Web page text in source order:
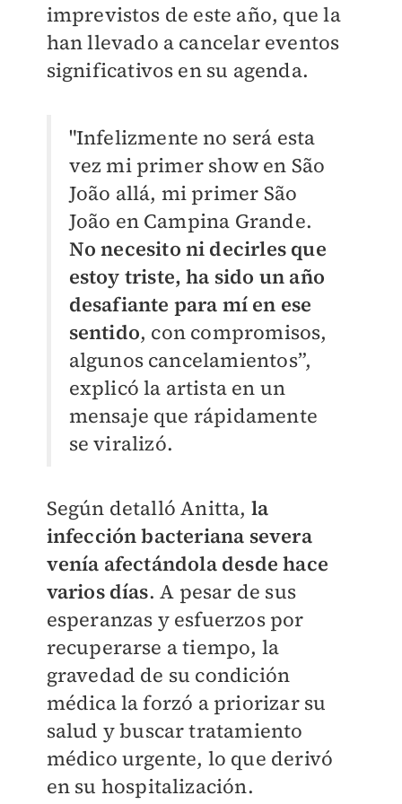
imprevistos de este año, que la
han llevado a cancelar eventos
significativos en su agenda.
"Infelizmente no será esta
vez mi primer show en São
João allá, mi primer São
João en Campina Grande.
No necesito ni decirles que
estoy triste, ha sido un año
desafiante para mí en ese
sentido, con compromisos,
algunos cancelamientos”,
explicó la artista en un
mensaje que rápidamente
se viralizó.
Según detalló Anitta, la
infección bacteriana severa
venía afectándola desde hace
varios días. A pesar de sus
esperanzas y esfuerzos por
recuperarse a tiempo, la
gravedad de su condición
médica la forzó a priorizar su
salud y buscar tratamiento
médico urgente, lo que derivó
en su hospitalización.